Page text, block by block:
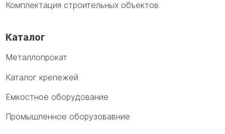
Комплектация строительных объектов
Каталог
Металлопрокат
Каталог крепежей
Емкостное оборудование
Промышленное оборузовавние